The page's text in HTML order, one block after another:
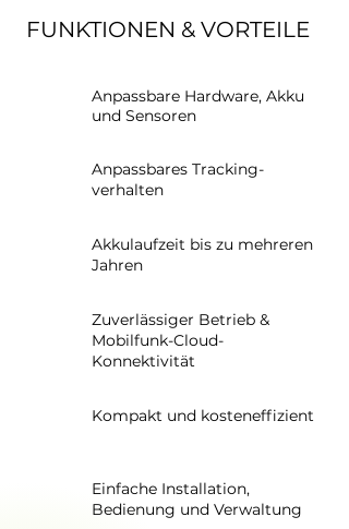
FUNKTIONEN & VORTEILE
Anpassbare Hardware, Akku
und Sensoren
Anpassbares Tracking-
verhalten
Akkulaufzeit bis zu mehreren
Jahren
Zuverlässiger Betrieb &
Mobilfunk-Cloud-
Konnektivität
Kompakt und kosteneffizient
Einfache Installation,
Bedienung und Verwaltung